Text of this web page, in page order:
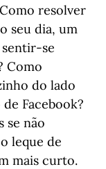
resolver
seu dia, um
se
Como
do lado
Facebook?
se não
leque de
mais curto.